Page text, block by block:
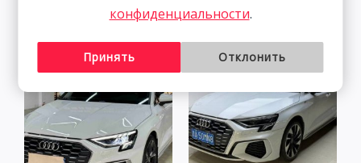
конфиденциальности.
Принять Отклонить